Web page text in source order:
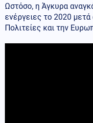
Ωστόσο, η Άγκυρα
ενέργειες το 2020
Πολιτείες και την